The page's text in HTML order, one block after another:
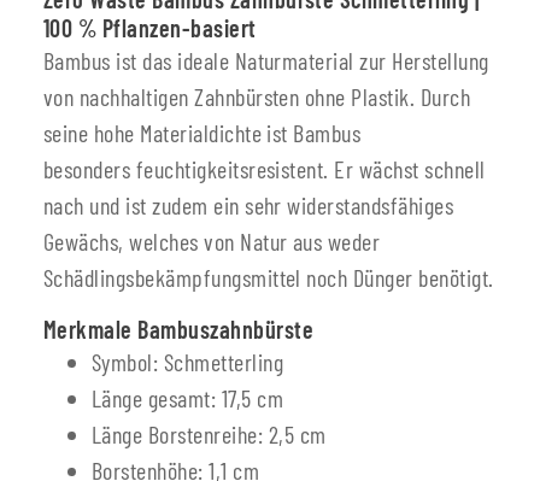
100 % Pflanzen-basiert
Bambus ist das ideale Naturmaterial zur Herstellung
von nachhaltigen Zahnbürsten ohne Plastik. Durch
seine hohe Materialdichte ist Bambus
besonders feuchtigkeitsresistent. Er wächst schnell
nach und ist zudem ein sehr widerstandsfähiges
Gewächs, welches von Natur aus weder
Schädlingsbekämpfungsmittel noch Dünger benötigt.
Merkmale Bambuszahnbürste
Symbol: Schmetterling
Länge gesamt: 17,5 cm
Länge Borstenreihe: 2,5 cm
Borstenhöhe: 1,1 cm